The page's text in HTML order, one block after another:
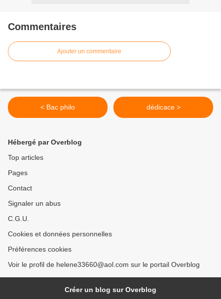
Commentaires
Ajouter un commentaire
< Bac philo dédicace >
Hébergé par Overblog
Top articles
Pages
Contact
Signaler un abus
C.G.U.
Cookies et données personnelles
Préférences cookies
Voir le profil de helene33660@aol.com sur le portail Overblog
Créer un blog sur Overblog